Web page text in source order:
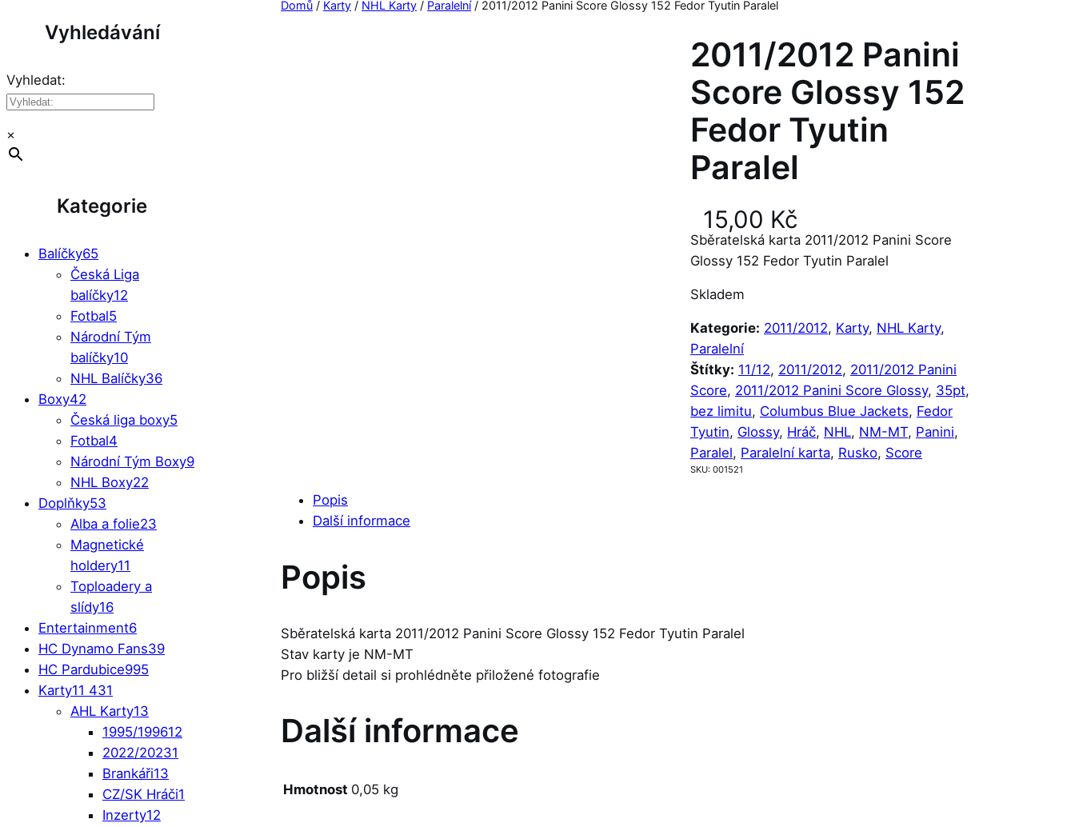
Vyhledávání
Vyhledat:
×
Kategorie
Balíčky65
Česká Liga
balíčky12
Fotbal5
Národní Tým
balíčky10
NHL Balíčky36
Boxy42
Česká liga boxy5
Fotbal4
Národní Tým Boxy9
NHL Boxy22
Doplňky53
Alba a folie23
Magnetické
holdery11
Toploadery a
slídy16
Entertainment6
HC Dynamo Fans39
HC Pardubice995
Karty11 431
AHL Karty13
1995/199612
2022/20231
Brankáři13
CZ/SK Hráči1
Inzerty12
Domů / Karty / NHL Karty / Paralelní/ 2011/2012 Panini Score Glossy 152 Fedor Tyutin Paralel
2011/2012 Panini
Score Glossy 152
Fedor Tyutin
Paralel
15,00 Kč
Sběratelská karta 2011/2012 Panini Score
Glossy 152 Fedor Tyutin Paralel
Skladem
Kategorie: 2011/2012, Karty, NHL Karty
Paralelní
Štítky: 11/12, 2011/2012, 2011/2012 Panini
Score, 2011/2012 Panini Score Glossy, 35pt
bez limitu, Columbus Blue Jackets, Fedor
Tyutin, Glossy, Hráč, NHL, NM-MT, Panini
Paralel, Paralelní karta, Rusko, Score
SKU: 001521
Popis
Další informace
Popis
Sběratelská karta 2011/2012 Panini Score Glossy 152 Fedor Tyutin Paralel
Stav karty je NM-MT
Pro bližší detail si prohlédněte přiložené fotografie
Další informace
Hmotnost 0,05 kg